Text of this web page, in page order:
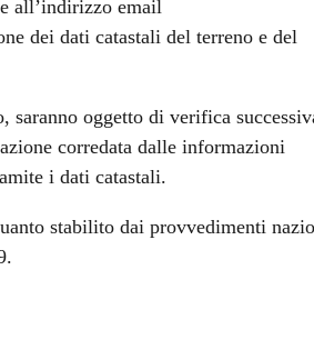
all’indirizzo email
dei dati catastali del terreno e del
oggetto di verifica
corredata dalle informazioni
i dati catastali.
stabilito dai provvedimenti